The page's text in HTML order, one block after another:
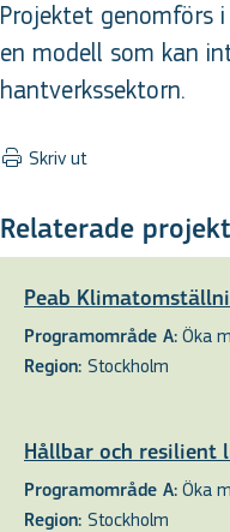
Projektet genomförs
en modell som kan
hantverkssektorn.
Skriv ut
Relaterade projekt
Peab
Programområde A: Öka
Region: Stockholm
Hållbar och resilient
Programområde A: Öka
Region: Stockholm